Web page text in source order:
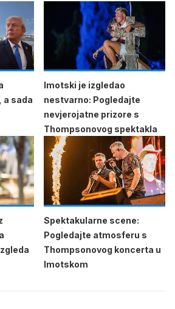
a sada
Imotski je izgledao
nestvarno: Pogledajte
nevjerojatne prizore s
Thompsonovog spektakla
Spektakularne scene:
Pogledajte atmosferu s
Thompsonovog koncerta u
Imotskom